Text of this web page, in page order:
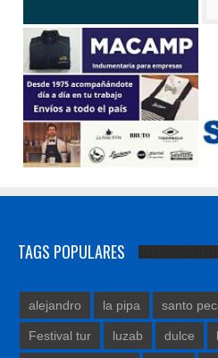
TAGS POPULARES
alejandro la pipa santo
Festival tur luzab dulce